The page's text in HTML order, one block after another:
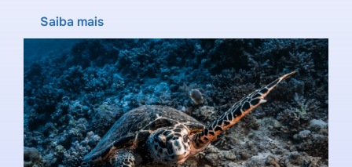
Saiba mais